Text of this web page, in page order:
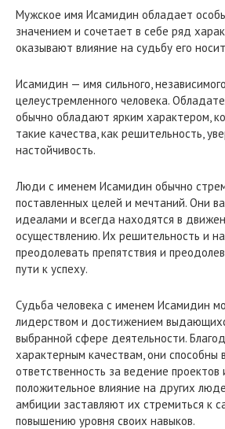
Мужское имя Исамидин обладает
значением и сочетает в себе ряд
оказывают влияние на судьбу его
Исамидин — имя сильного,
целеустремленного человека.
обычно обладают ярким характером,
такие качества, как решительность,
настойчивость.
Люди с именем Исамидин обычно
поставленных целей и мечтаний. Они
идеалами и всегда находятся в
осуществлению. Их решительность и
преодолевать препятствия и
пути к успеху.
Судьба человека с именем Исамидин
лидерством и достижением
выбранной сфере деятельности.
характерным качествам, они способны
ответственность за ведение проектов
положительное влияние на других
амбиции заставляют их стремиться к
повышению уровня своих навыков.